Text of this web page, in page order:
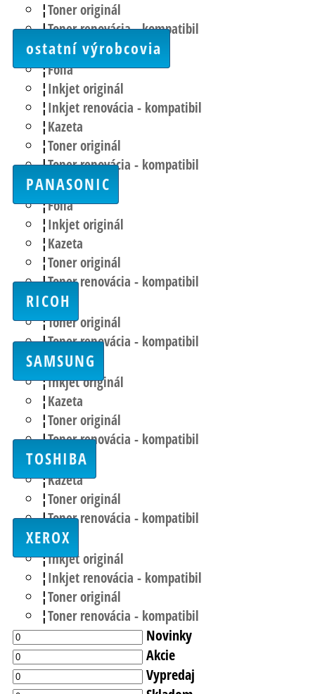
Toner originál
Toner renovácia - kompatibil
ostatní výrobcovia
Fólia
Inkjet originál
Inkjet renovácia - kompatibil
Kazeta
Toner originál
Toner renovácia - kompatibil
PANASONIC
Fólia
Inkjet originál
Kazeta
Toner originál
Toner renovácia - kompatibil
RICOH
Toner originál
Toner renovácia - kompatibil
SAMSUNG
Inkjet originál
Kazeta
Toner originál
Toner renovácia - kompatibil
TOSHIBA
Kazeta
Toner originál
Toner renovácia - kompatibil
XEROX
Inkjet originál
Inkjet renovácia - kompatibil
Toner originál
Toner renovácia - kompatibil
Novinky
Akcie
Vypredaj